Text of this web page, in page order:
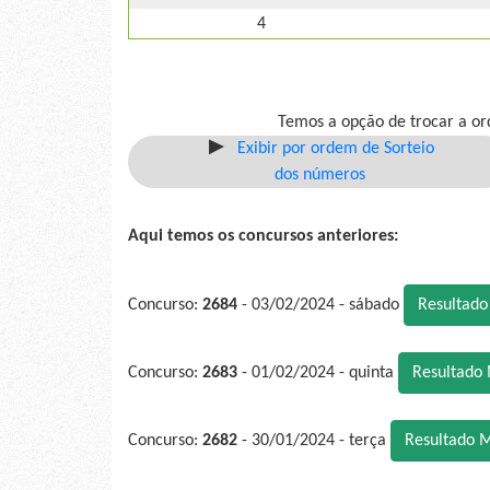
4
Temos a opção de trocar a
Exibir por ordem de Sorteio
dos números
Aqui temos os concursos anteriores:
Concurso: 2684 - 03/02/2024 - sábado
Concurso: 2683 - 01/02/2024 - quinta Resultado
Concurso: 2682 - 30/01/2024 - terça Resultado